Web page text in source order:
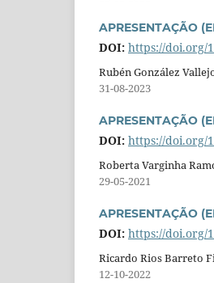
APRESENTAÇÃO
DOI: https://doi.org/
Rubén González
31-08-2023
APRESENTAÇÃO
DOI: https://doi.org/
Roberta Varginha
29-05-2021
APRESENTAÇÃO
DOI: https://doi.org/
Ricardo Rios Barreto
12-10-2022